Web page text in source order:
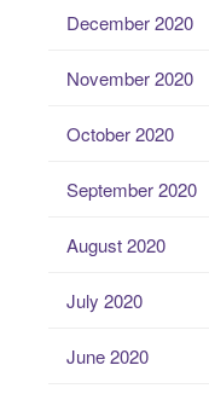
December 2020
November 2020
October 2020
September 2020
August 2020
July 2020
June 2020